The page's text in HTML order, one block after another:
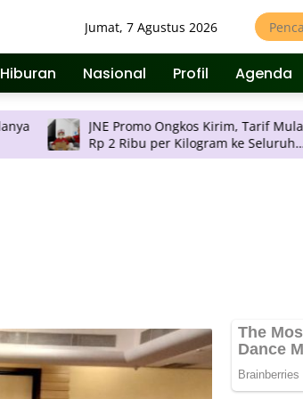
Jumat, 7 Agustus 2026
Hiburan Nasional Profil Agenda
JNE Promo Ongkos Kirim, Tarif Mulai
Rp 2 Ribu per Kilogram ke Seluruh
Pulau Jawa